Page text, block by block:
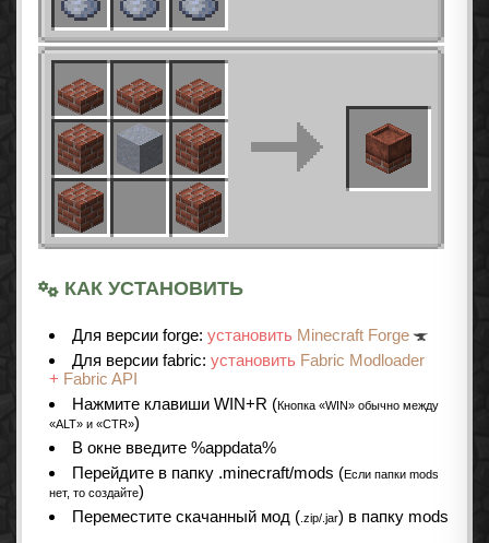
КАК УСТАНОВИТЬ
Для версии forge: установить Minecraft Forge
Для версии fabric: установить Fabric Modloader
+ Fabric API
Нажмите клавиши WIN+R (Кнопка «WIN» обычно между
«ALT» и «CTR»)
В окне введите %appdata%
Перейдите в папку .minecraft/mods (Если папки mods
нет, то создайте)
Переместите скачанный мод ( .zip/.jar) в папку mods